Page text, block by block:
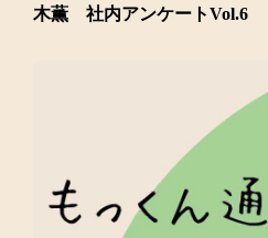
木薫 社内アンケートVol.6